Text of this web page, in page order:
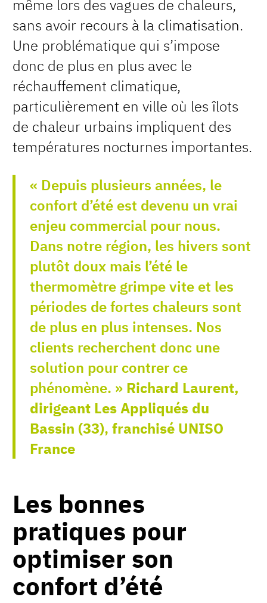
même lors des vagues de chaleurs,
sans avoir recours à la climatisation.
Une problématique qui s’impose
donc de plus en plus avec le
réchauffement climatique,
particulièrement en ville où les îlots
de chaleur urbains impliquent des
températures nocturnes importantes.
« Depuis plusieurs années, le
confort d’été est devenu un vrai
enjeu commercial pour nous.
Dans notre région, les hivers sont
plutôt doux mais l’été le
thermomètre grimpe vite et les
périodes de fortes chaleurs sont
de plus en plus intenses. Nos
clients recherchent donc une
solution pour contrer ce
phénomène. » Richard Laurent,
dirigeant Les Appliqués du
Bassin (33),franchisé UNISO
France
Les bonnes
pratiques pour
optimiser son
confort d’été